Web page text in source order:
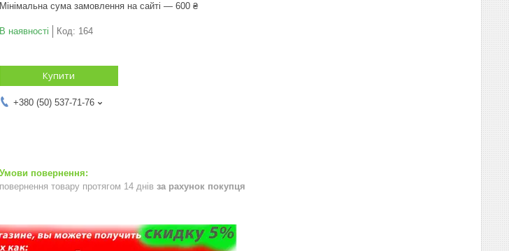
Мінімальна сума замовлення на сайті — 600 ₴
В наявності Код: 164
Купити
+380 (50) 537-71-76
повернення товару протягом 14 днів за рахунок покупця